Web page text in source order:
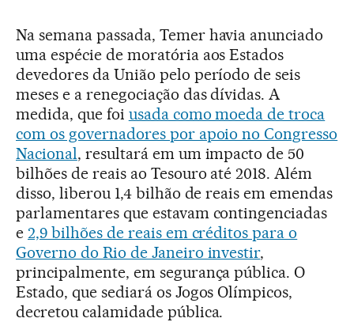
Na semana passada, Temer havia anunciado
uma espécie de moratória aos Estados
devedores da União pelo período de seis
meses e a renegociação das dívidas. A
medida, que foi usada como moeda de troca
com os governadores por apoio no Congresso
Nacional, resultará em um impacto de 50
bilhões de reais ao Tesouro até 2018. Além
disso, liberou 1,4 bilhão de reais em emendas
parlamentares que estavam contingenciadas
e 2,9 bilhões de reais em créditos para o
Governo do Rio de Janeiro investir,
principalmente, em segurança pública. O
Estado, que sediará os Jogos Olímpicos,
decretou calamidade pública.